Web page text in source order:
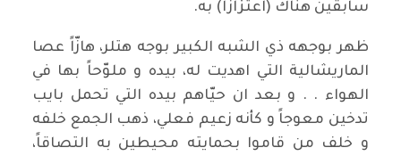
سابقين هناك (اعتزازاً) به.
ظهر بوجهه ذي الشبه الكبير بوجه هتلر، هازّاً عصا
الماريشالية التي اهديت له، بيده و ملوّحاً بها في
الهواء . . و بعد ان حيّاهم بيده التي تحمل بايب
تدخين معوجاً و كأنه زعيم فعلي، ذهب الجمع خلفه
و خلف من قاموا بحمايته محيطين به التصاقاً،